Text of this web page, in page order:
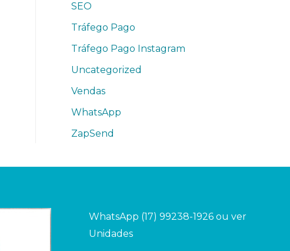
SEO
Tráfego Pago
Tráfego Pago Instagram
Uncategorized
Vendas
WhatsApp
ZapSend
WhatsApp (17) 99238-1926 ou ver
Unidades